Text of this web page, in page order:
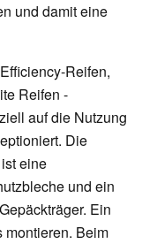
und damit eine
Reifen,
Reifen -
auf die Nutzung
Die
eine
und ein
Ein
montieren. Beim